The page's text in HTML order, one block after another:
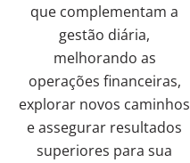
que complementam a
gestão diária,
melhorando as
operações financeiras,
explorar novos caminhos
e assegurar resultados
superiores para sua